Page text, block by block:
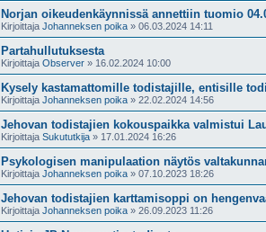
Norjan oikeudenkäynnissä annettiin tuomio
Kirjoittaja Johanneksen poika » 06.03.2024 14:11
Partahullutuksesta
Kirjoittaja Observer » 16.02.2024 10:00
Kysely kastamattomille todistajille, entisille
Kirjoittaja Johanneksen poika » 22.02.2024 14:56
Jehovan todistajien kokouspaikka valmistui
Kirjoittaja Sukututkija » 17.01.2024 16:26
Psykologisen manipulaation näytös
Kirjoittaja Johanneksen poika » 07.10.2023 18:26
Jehovan todistajien karttamisoppi on
Kirjoittaja Johanneksen poika » 26.09.2023 11:26